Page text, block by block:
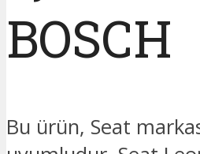
BOSCH
Bu ürün, Seat